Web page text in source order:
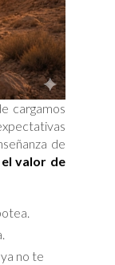
cargamos
de
el valor de
no te